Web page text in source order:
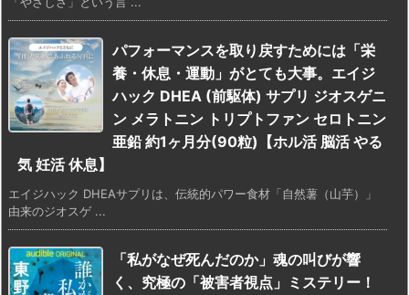
パフォーマンスを取り戻すためには「栄
養・休息・運動」がとても大事。エイジ
ハック DHEA (前駆体) サプリ ジオスゲニ
ン メラトニン トリプトファン セロトニン
亜鉛 約1ヶ月分(90粒)【ホル活 脳活 やる
気 妊活 休息】
エイジハック DHEAサプリは、伝統的パワー食材「自然薯（山芋）」
由来のジオスゲ ...
「私がなぜ死んだのか」魂の叫びが響
く、究極の「被害者視点」ミステリー！